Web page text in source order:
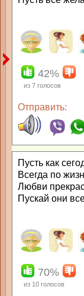
42%
из 7 голосов
Отправить:
Пусть как
Всегда по
Любви
Пускай они
70%
из 10 голосов